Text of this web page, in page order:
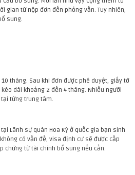
gian từ nộp đơn đến phỏng vấn. Tuy nhiên,
sung.
tháng. Sau khi đơn được phê duyệt, giấy tờ
dài khoảng 2 đến 4 tháng. Nhiều người
từng trung tâm.
Lãnh sự quán Hoa Kỳ ở quốc gia bạn sinh
có vấn đề, visa định cư sẽ được cấp
chứng từ tài chính bổ sung nếu cần.